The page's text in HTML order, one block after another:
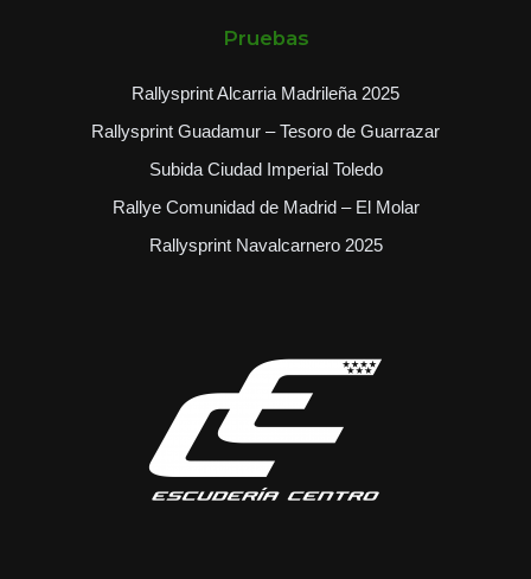
Pruebas
Rallysprint Alcarria Madrileña 2025
Rallysprint Guadamur – Tesoro de Guarrazar
Subida Ciudad Imperial Toledo
Rallye Comunidad de Madrid – El Molar
Rallysprint Navalcarnero 2025